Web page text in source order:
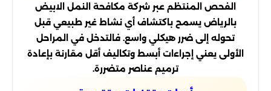
الفحص المنتظم عبر شركة مكافحة النمل الابيض
بالرياض يسمح باكتشاف أي نشاط غير طبيعي قبل
تحوله إلى ضرر هيكلي واسع. فالتدخل في المراحل
الأولى يعني إجراءات أبسط وتكاليف أقل مقارنة بإعادة
ترميم عناصر متضررة.